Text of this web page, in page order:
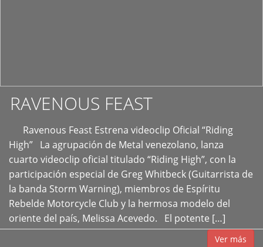
RAVENOUS FEAST
Ravenous Feast Estrena videoclip Oficial “Riding
High” La agrupación de Metal venezolano, lanza
cuarto videoclip oficial titulado “Riding High”, con la
participación especial de Greg Whitbeck (Guitarrista de
la banda Storm Warning), miembros de Espíritu
Rebelde Motorcycle Club y la hermosa modelo del
oriente del país, Melissa Acevedo. El potente […]
Ver más